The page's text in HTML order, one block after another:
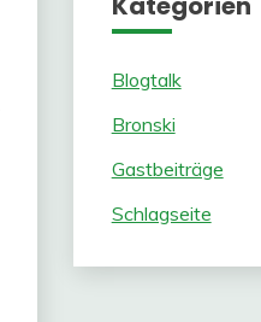
Blogtalk
Bronski
Gastbeiträge
Schlagseite